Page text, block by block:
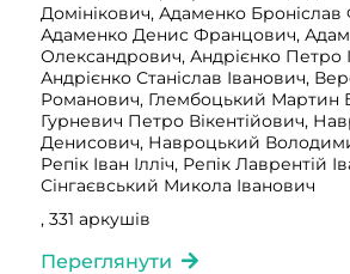
Домінікович, Адаменко
Адаменко Денис Францович,
Олександрович, Андрієнко Петро
Андрієнко Станіслав Іванович,
Романович, Глембоцький Мартин
Гурневич Петро Вікентійович,
Денисович, Навроцький
Репік Іван Ілліч, Репік Лаврентій
Сінгаєвський Микола Іванович
, 331 аркушів
Переглянути